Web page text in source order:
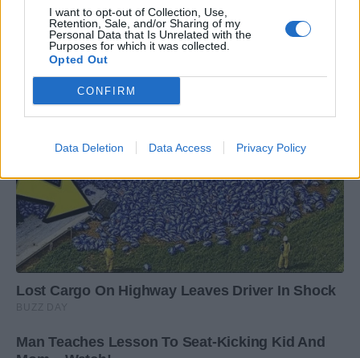
I want to opt-out of Collection, Use,
Retention, Sale, and/or Sharing of my
Personal Data that Is Unrelated with the
Purposes for which it was collected.
Opted Out
CONFIRM
Data Deletion Data Access Privacy Policy